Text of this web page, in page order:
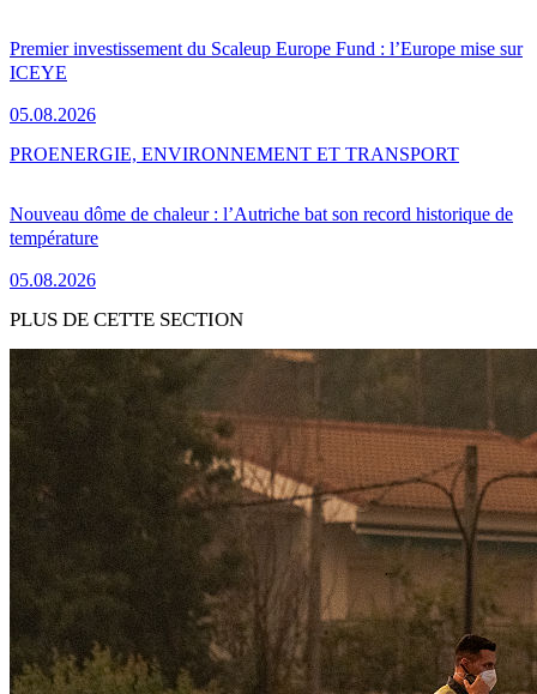
Premier investissement du Scaleup Europe Fund : l’Europe mise sur
ICEYE
05.08.2026
Nouveau dôme de chaleur : l’Autriche bat son record historique de
température
05.08.2026
PROENERGIE, ENVIRONNEMENT ET TRANSPORT
PLUS DE CETTE SECTION